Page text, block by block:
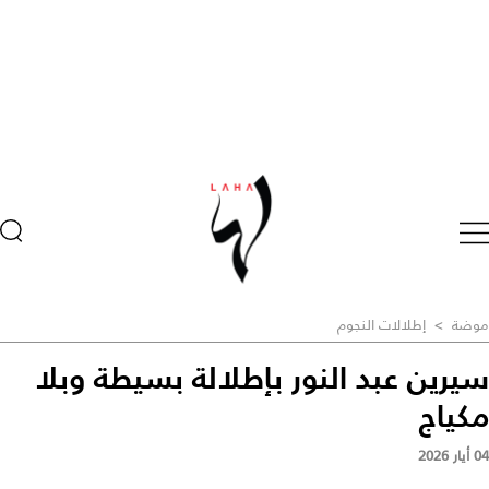
موضة > إطلالات النجوم
سيرين عبد النور بإطلالة بسيطة وبلا
مكياج
04 أيار 2026